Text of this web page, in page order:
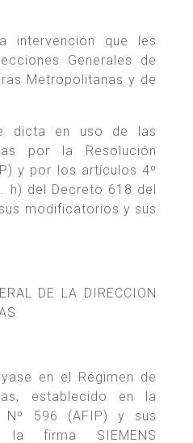
intervención que les
Generales de
Metropolitanas y de
dicta en uso de las
por la Resolución
y por los artículos 4º
h) del Decreto 618 del
modificatorios y sus
DE LA DIRECCION
en el Régimen de
establecido en la
Nº 596 (AFIP) y sus
la firma SIEMENS